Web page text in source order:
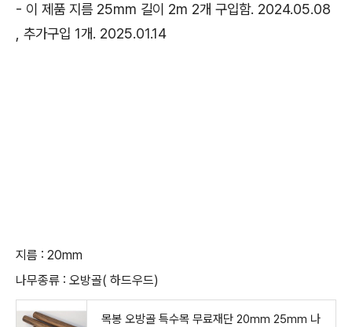
- 이 제품 지름 25mm 길이 2m 2개 구입함. 2024.05.08
, 추가구입 1개. 2025.01.14
지름 : 20mm
나무종류 : 오방골( 하드우드)
목봉 오방골 특수목 무료재단 20mm 25mm 나